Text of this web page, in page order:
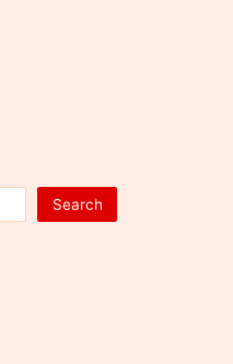
Search